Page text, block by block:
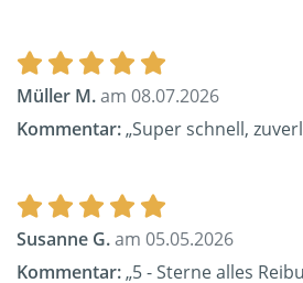
Müller M.am 08.07.2026
Kommentar:„Super schnell,
Susanne G.am 05.05.2026
Kommentar:„5 - Sterne alles